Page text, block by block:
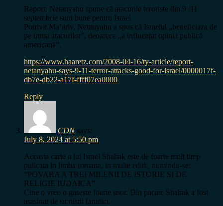
Raport: Netanyahu spune că atacurile teroriste din 9 /11
septembrie sunt bune pentru Israel
Potrivit Ma’ariv, Netanyahu a spus că Israelul „beneficiaza de
pe urma atacurilor”, deoarece „a influențat opinia publică
americană”.
https://www.haaretz.com/2008-04-16/ty-article/report-
netanyahu-says-9-11-terror-attacks-good-for-israel/0000017f-
db7e-db22-a17f-ffff07ea0000
Reply
CDN says:
July 8, 2024 at 5:50 pm
Aceasta carte a lui Israel Shahak este de foarte mult timp
pulicata in limba romana, in multe editii, numindu-se:
“POVARA A TREI MILENII DE ISTORIE SI DE
RELIGIE IUDAICA”
Cine o vreo o gaseste foarte usor. Din pacate Shahak a fost
asasinat de sionistii fanatici.